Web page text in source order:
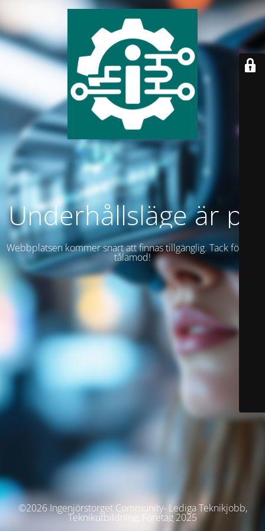
Underhållsläge är på
Webbplatsen kommer snart att finnas tillgänglig. Tack för ditt
tålamod!
©2026 Ingenjörstorget Community- Lediga Teknikjobb,
Teknikutbildning, Företag 2025